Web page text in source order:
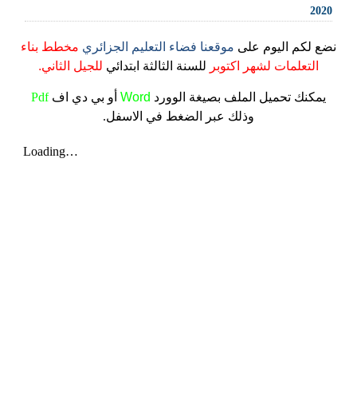
2020
نضع لكم اليوم على موقعنا فضاء التعليم الجزائري مخطط بناء
التعلمات لشهر اكتوبر للسنة الثالثة ابتدائي للجيل الثاني.
يمكنك تحميل الملف بصيغة الوورد Word أو بي دي اف Pdf
وذلك عبر الضغط في الاسفل.